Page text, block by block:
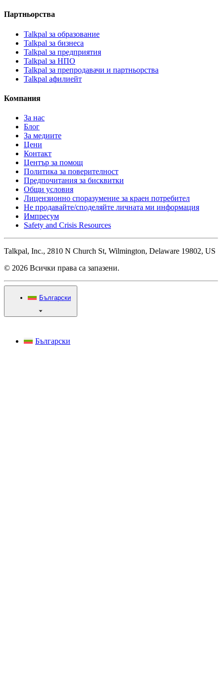
Партньорства
Talkpal за образование
Talkpal за бизнеса
Talkpal за предприятия
Talkpal за НПО
Talkpal за препродавачи и партньорства
Talkpal афилиейт
Компания
За нас
Блог
За медиите
Цени
Контакт
Център за помощ
Политика за поверителност
Предпочитания за бисквитки
Общи условия
Лицензионно споразумение за краен потребител
Не продавайте/споделяйте личната ми информация
Импресум
Safety and Crisis Resources
Talkpal, Inc., 2810 N Church St, Wilmington, Delaware 19802, US
© 2026 Всички права са запазени.
Български
Български